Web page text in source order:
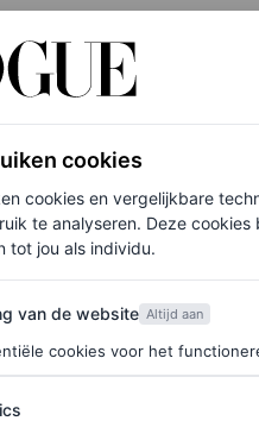
Op het filmfestival
kijk altijd naar jonge
“Ik wist dat ik een
zou passen – het
een mesh-jurk (met een
Een cliché
cookies
cookies en vergelijkbare
te analyseren. Deze
tot jou als individu.
de website
van de website Altijd aan
cookies voor het